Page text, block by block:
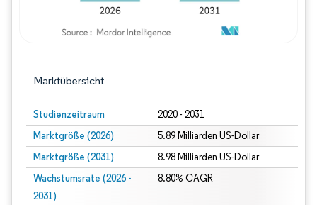
Marktübersicht
Studienzeitraum 2020 - 2031
Marktgröße (2026) 5.89 Milliarden US-Dollar
Marktgröße (2031) 8.98 Milliarden US-Dollar
Wachstumsrate (2026 -
2031)
8.80% CAGR